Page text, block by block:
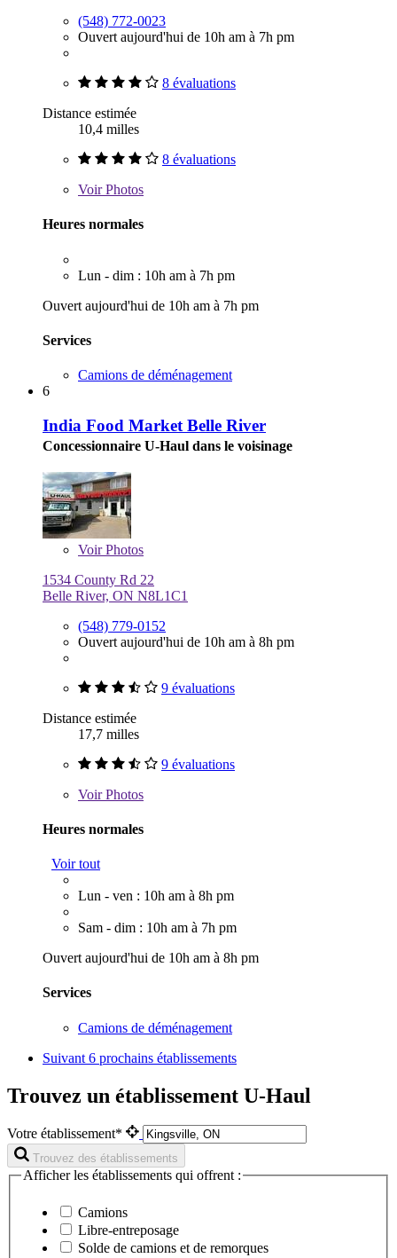
(548) 772-0023
Ouvert aujourd'hui de 10h am à 7h pm
8 évaluations
Distance estimée
10,4 milles
8 évaluations
VoirPhotos
Heures normales
Lun - dim : 10h am à 7h pm
Ouvert aujourd'hui de 10h am à 7h pm
Services
Camions de déménagement
6
India Food Market Belle River
Concessionnaire U-Haul dans le voisinage
VoirPhotos
1534 County Rd 22
Belle River, ON N8L1C1
(548) 779-0152
Ouvert aujourd'hui de 10h am à 8h pm
9 évaluations
Distance estimée
17,7 milles
9 évaluations
VoirPhotos
Heures normales
Voir tout
Lun - ven : 10h am à 8h pm
Sam - dim : 10h am à 7h pm
Ouvert aujourd'hui de 10h am à 8h pm
Services
Camions de déménagement
Suivant 6 prochains établissements
Trouvez un établissement U-Haul
Votre établissement*
Trouvez des établissements
Afficher les établissements qui offrent :
Camions
Libre-entreposage
Solde de camions et de remorques